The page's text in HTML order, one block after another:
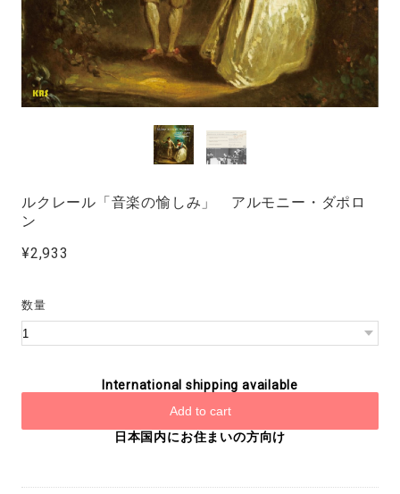
ルクレール「音楽の愉しみ」 アルモニー・ダポロ
ン
¥2,933
数量
International shipping available
Add to cart
日本国内にお住まいの方向け